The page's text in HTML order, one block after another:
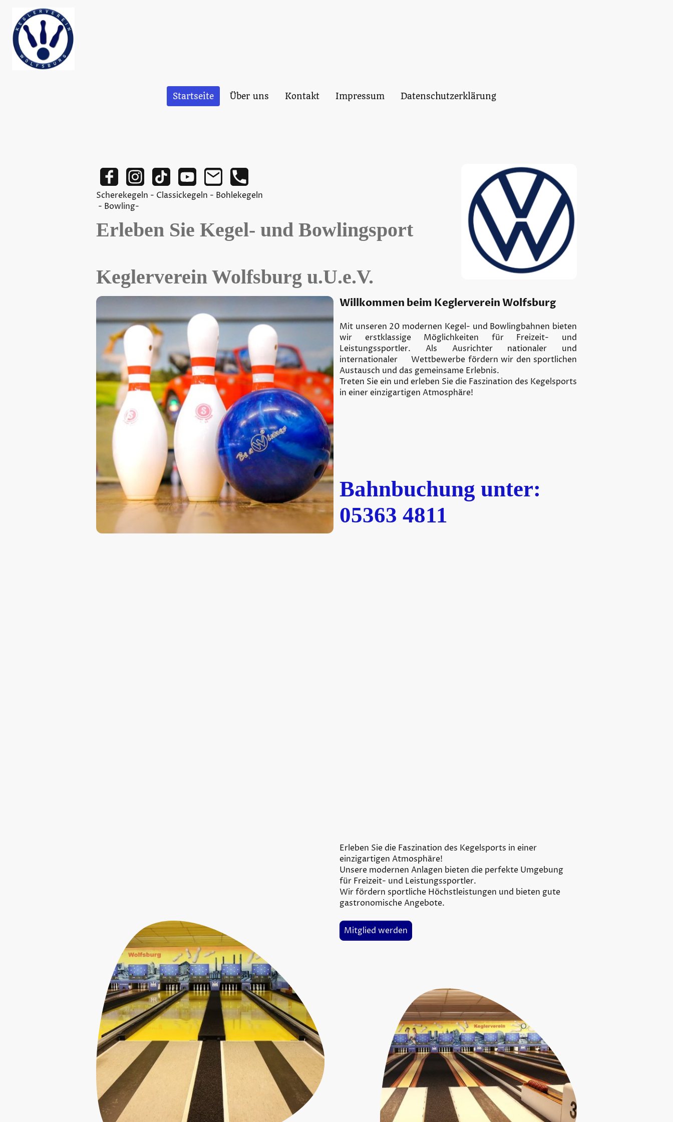
Startseite Über uns Kontakt Impressum Datenschutzerklärung
Scherekegeln - Classickegeln - Bohlekegeln
- Bowling-
Erleben Sie Kegel- und Bowlingsport
Keglerverein Wolfsburg u.U.e.V.
Willkommen beim Keglerverein Wolfsburg
Mit unseren 20 modernen Kegel- und Bowlingbahnen bieten
wir erstklassige Möglichkeiten für Freizeit- und
Leistungssportler. Als Ausrichter nationaler und
internationaler Wettbewerbe fördern wir den sportlichen
Austausch und das gemeinsame Erlebnis.
Treten Sie ein und erleben Sie die Faszination des Kegelsports
in einer einzigartigen Atmosphäre!
Bahnbuchung unter:
05363 4811
Erleben Sie die Faszination des Kegelsports in einer
einzigartigen Atmosphäre!
Unsere modernen Anlagen bieten die perfekte Umgebung
für Freizeit- und Leistungssportler.
Wir fördern sportliche Höchstleistungen und bieten gute
gastronomische Angebote.
Mitglied werden